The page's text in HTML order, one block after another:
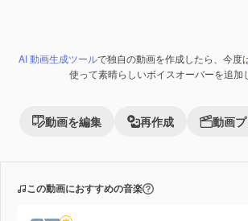
Premium
AI 動画生成ツールで独自の動画を作成したら、今度
使って素晴らしいボイスオーバーを追加
動画を編集 再作成 動画
この動画におすすめの音楽